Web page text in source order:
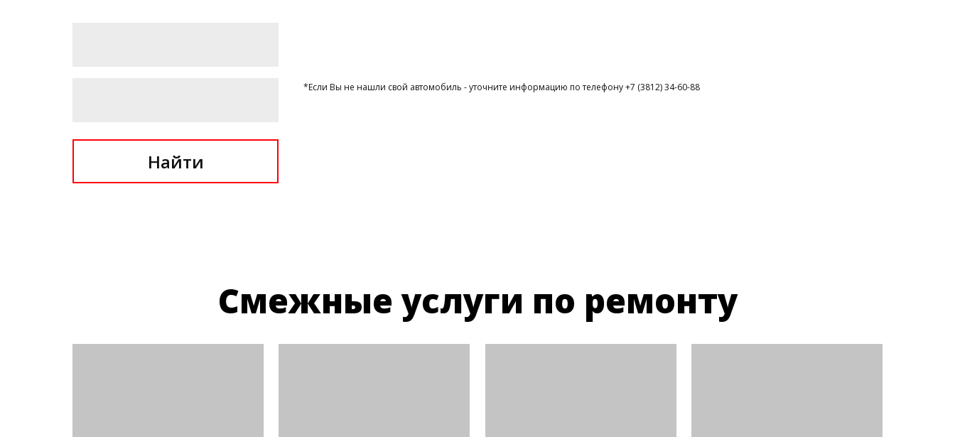
Найти
*Если Вы не нашли свой автомобиль - уточните информацию по телефону +7 (3812) 34-60-88
Смежные услуги по ремонту